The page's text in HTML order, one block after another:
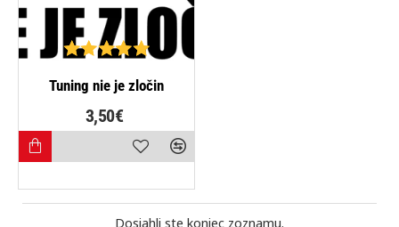
NAJPREDÁVANEJŠIE
Tuning nie je zločin
3,50€
Dosiahli ste koniec zoznamu.